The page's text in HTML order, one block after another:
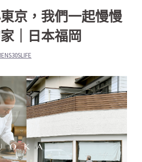
京，我們一起慢慢
｜日本福岡